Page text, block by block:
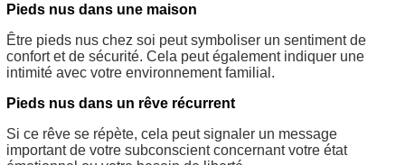
Pieds nus dans une maison
Être pieds nus chez soi peut symboliser un sentiment de
confort et de sécurité. Cela peut également indiquer une
intimité avec votre environnement familial.
Pieds nus dans un rêve récurrent
Si ce rêve se répète, cela peut signaler un message
important de votre subconscient concernant votre état